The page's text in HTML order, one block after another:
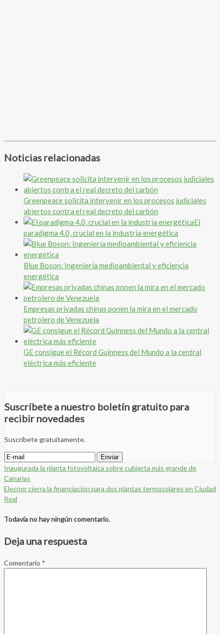
Noticias relacionadas
Greenpeace solicita intervenir en los procesos judiciales
abiertos contra el real decreto del carbón
El
paradigma 4.0, crucial en la industria energética
Blue Boson: Ingeniería medioambiental y eficiencia
energética
Empresas privadas chinas ponen la mira en el mercado
petrolero de Venezuela
GE consigue el Récord Guinness del Mundo a la central
eléctrica más eficiente
Suscríbete a nuestro boletín gratuito para
recibir novedades
Suscríbete gratuitamente.
Inaugurada la planta fotovoltaica sobre cubierta más grande de
Canarias
Elecnor cierra la financiación para dos plantas termosolares en Ciudad
Real
Todavía no hay ningún comentario.
Deja una respuesta
Comentario *